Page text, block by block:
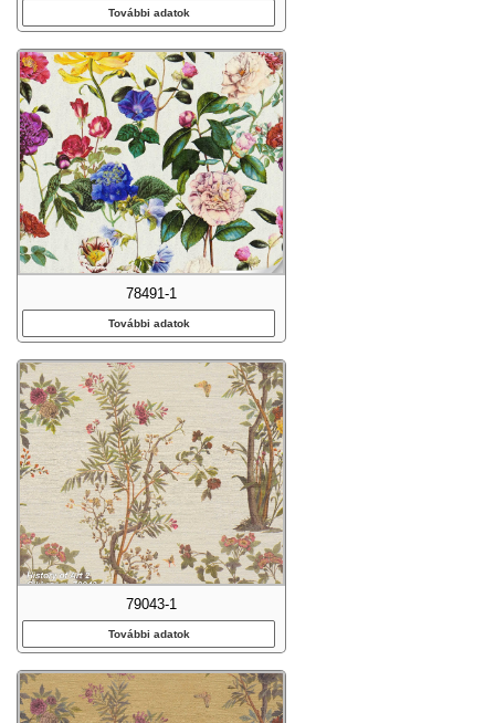
További adatok
78491-1
További adatok
79043-1
További adatok